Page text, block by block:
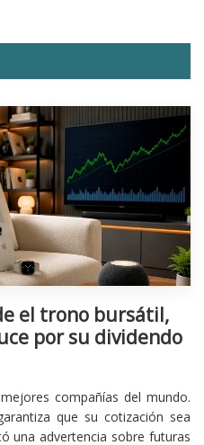
el trono bursátil,
por su dividendo
compañías del mundo.
que su cotización sea
una advertencia sobre futuras